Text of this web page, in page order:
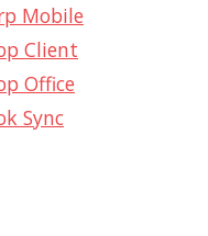
Mobile
Client
Office
Sync